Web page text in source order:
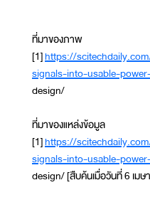
ที่มาของภาพ
[1]https://
signals-into-usable-
design/
ที่มาของแหล่งข้อมูล
[1]https://
signals-into-usable-
design/ [สืบค้นเมื่อวันที่ 6 เม